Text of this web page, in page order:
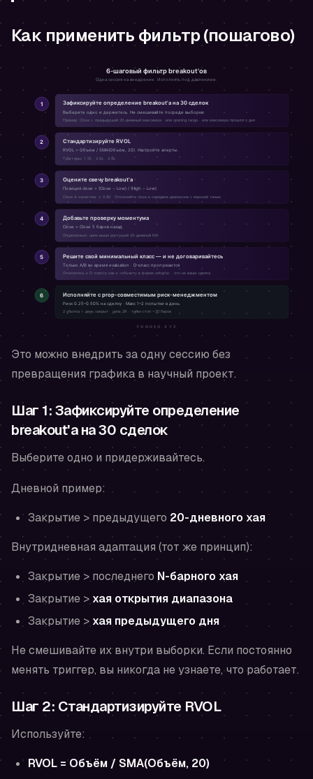
Как применить фильтр (пошагово)
Это можно внедрить за одну сессию без
превращения графика в научный проект.
Шаг 1: Зафиксируйте определение
breakout'а на 30 сделок
Выберите одно и придерживайтесь.
Дневной пример:
Закрытие > предыдущего 20-дневного хая
Внутридневная адаптация (тот же принцип):
Закрытие > последнего N-барного хая
Закрытие > хая открытия диапазона
Закрытие > хая предыдущего дня
Не смешивайте их внутри выборки. Если постоянно
менять триггер, вы никогда не узнаете, что работает.
Шаг 2: Стандартизируйте RVOL
Используйте:
RVOL = Объём / SMA(Объём, 20)